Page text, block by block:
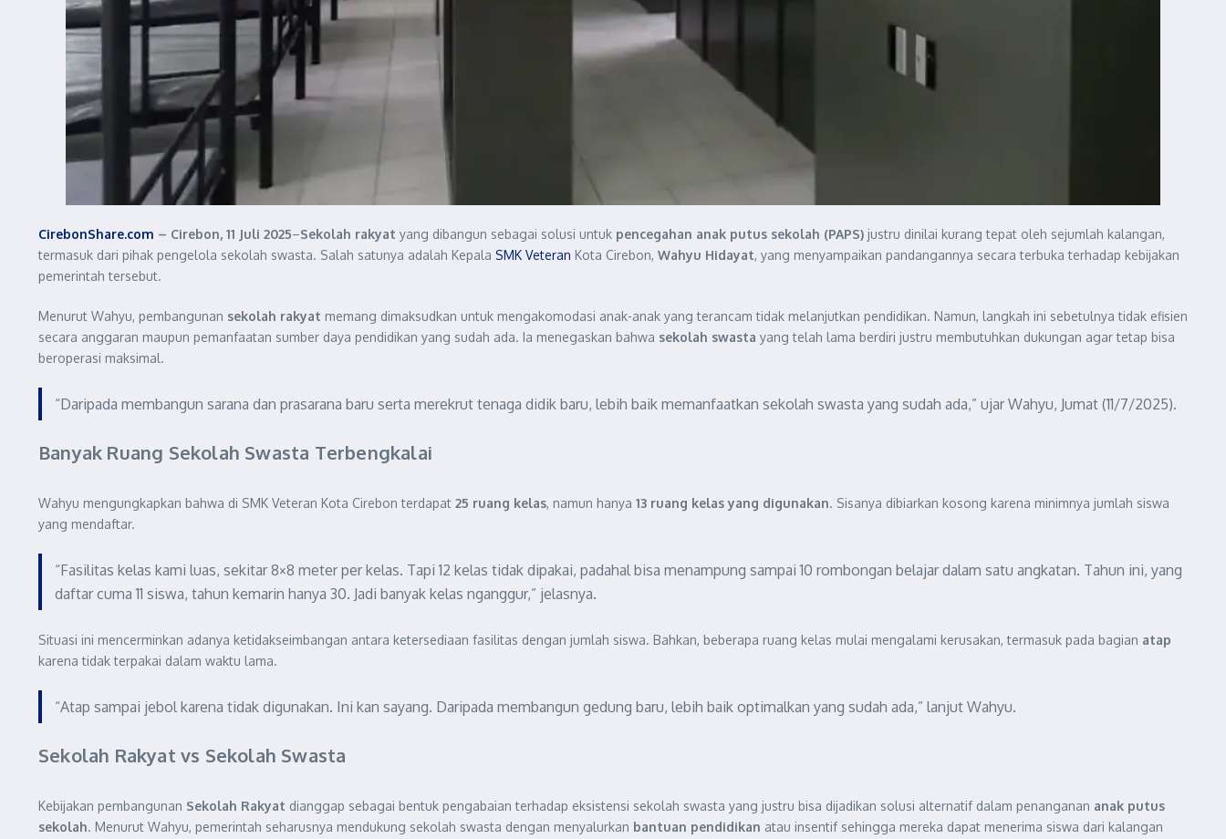
CirebonShare.com – Cirebon, 11 Juli 2025–Sekolah rakyat yang dibangun sebagai solusi untuk pencegahan anak putus sekolah (PAPS) justru dinilai kurang tepat oleh sejumlah kalangan,
termasuk dari pihak pengelola sekolah swasta. Salah satunya adalah Kepala SMK Veteran Kota Cirebon, Wahyu Hidayat, yang menyampaikan pandangannya secara terbuka terhadap kebijakan
pemerintah tersebut.
Menurut Wahyu, pembangunan sekolah rakyat memang dimaksudkan untuk mengakomodasi anak-anak yang terancam tidak melanjutkan pendidikan. Namun, langkah ini sebetulnya tidak efisien
secara anggaran maupun pemanfaatan sumber daya pendidikan yang sudah ada. Ia menegaskan bahwa sekolah swasta yang telah lama berdiri justru membutuhkan dukungan agar tetap bisa
beroperasi maksimal.
“Daripada membangun sarana dan prasarana baru serta merekrut tenaga didik baru, lebih baik memanfaatkan sekolah swasta yang sudah ada,” ujar Wahyu, Jumat (11/7/2025).
Banyak Ruang Sekolah Swasta Terbengkalai
Wahyu mengungkapkan bahwa di SMK Veteran Kota Cirebon terdapat 25 ruang kelas, namun hanya 13 ruang kelas yang digunakan. Sisanya dibiarkan kosong karena minimnya jumlah siswa
yang mendaftar.
“Fasilitas kelas kami luas, sekitar 8×8 meter per kelas. Tapi 12 kelas tidak dipakai, padahal bisa menampung sampai 10 rombongan belajar dalam satu angkatan. Tahun ini, yang
daftar cuma 11 siswa, tahun kemarin hanya 30. Jadi banyak kelas nganggur,” jelasnya.
Situasi ini mencerminkan adanya ketidakseimbangan antara ketersediaan fasilitas dengan jumlah siswa. Bahkan, beberapa ruang kelas mulai mengalami kerusakan, termasuk pada bagian atap
karena tidak terpakai dalam waktu lama.
“Atap sampai jebol karena tidak digunakan. Ini kan sayang. Daripada membangun gedung baru, lebih baik optimalkan yang sudah ada,” lanjut Wahyu.
Sekolah Rakyat vs Sekolah Swasta
Kebijakan pembangunan Sekolah Rakyat dianggap sebagai bentuk pengabaian terhadap eksistensi sekolah swasta yang justru bisa dijadikan solusi alternatif dalam penanganan anak putus
sekolah. Menurut Wahyu, pemerintah seharusnya mendukung sekolah swasta dengan menyalurkan bantuan pendidikan atau insentif sehingga mereka dapat menerima siswa dari kalangan